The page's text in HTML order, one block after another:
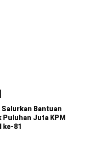
Salurkan Bantuan
Puluhan Juta KPM
ke-81